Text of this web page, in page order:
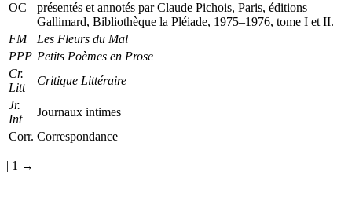
Charles Baudelaire, Œuvres Complètes, textes établis,
présentés et annotés par Claude Pichois, Paris, éditions
Gallimard, Bibliothèque la Pléiade, 1975–1976, tome I et II.
FM
Les Fleurs du Mal
PPP
Cr.
Litt
Jr.
Int